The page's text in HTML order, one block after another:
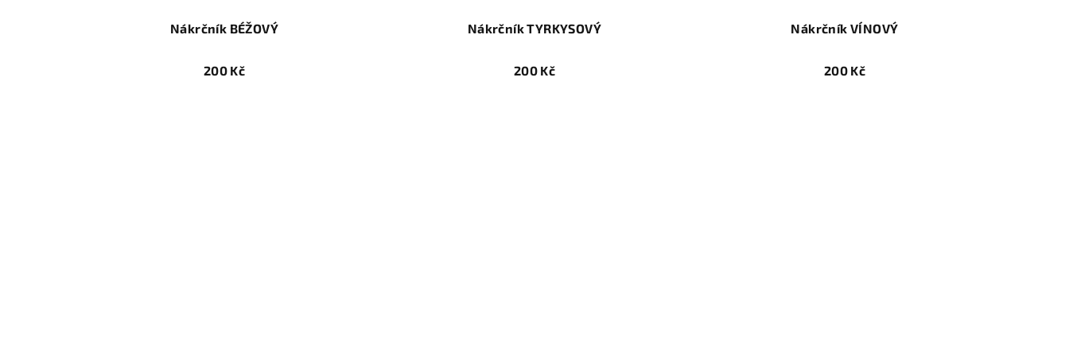
Nákrčník BÉŽOVÝ
200 Kč
Nákrčník TYRKYSOVÝ
200 Kč
Nákrčník VÍNOVÝ
200 Kč